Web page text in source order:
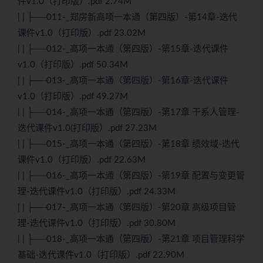
| | ├──011-_郑房新高项一本通（第四版）-第14章-迭代
课件v1.0（打印版）.pdf 23.02M
| | ├──012-_高项一本通（第四版）-第15章-迭代课件
v1.0（打印版）.pdf 50.34M
| | ├──013-_高项一本通（第四版）-第16章-迭代课件
v1.0（打印版）.pdf 49.27M
| | ├──014-_高项一本通（第四版）-第17章 干系人管理-
迭代课件v1.0(打印版）.pdf 27.23M
| | ├──015-_高项一本通（第四版）-第18章 绩效域-迭代
课件v1.0（打印版）.pdf 22.63M
| | ├──016-_高项一本通（第四版）-第19章 配置与变更管
理-迭代课件v1.0（打印版）.pdf 24.33M
| | ├──017-_高项一本通（第四版）-第20章 高级项目管
理-迭代课件v1.0（打印版）.pdf 30.80M
| | ├──018-_高项一本通（第四版）-第21章 项目管理科学
基础-迭代课件v1.0（打印版）.pdf 22.90M